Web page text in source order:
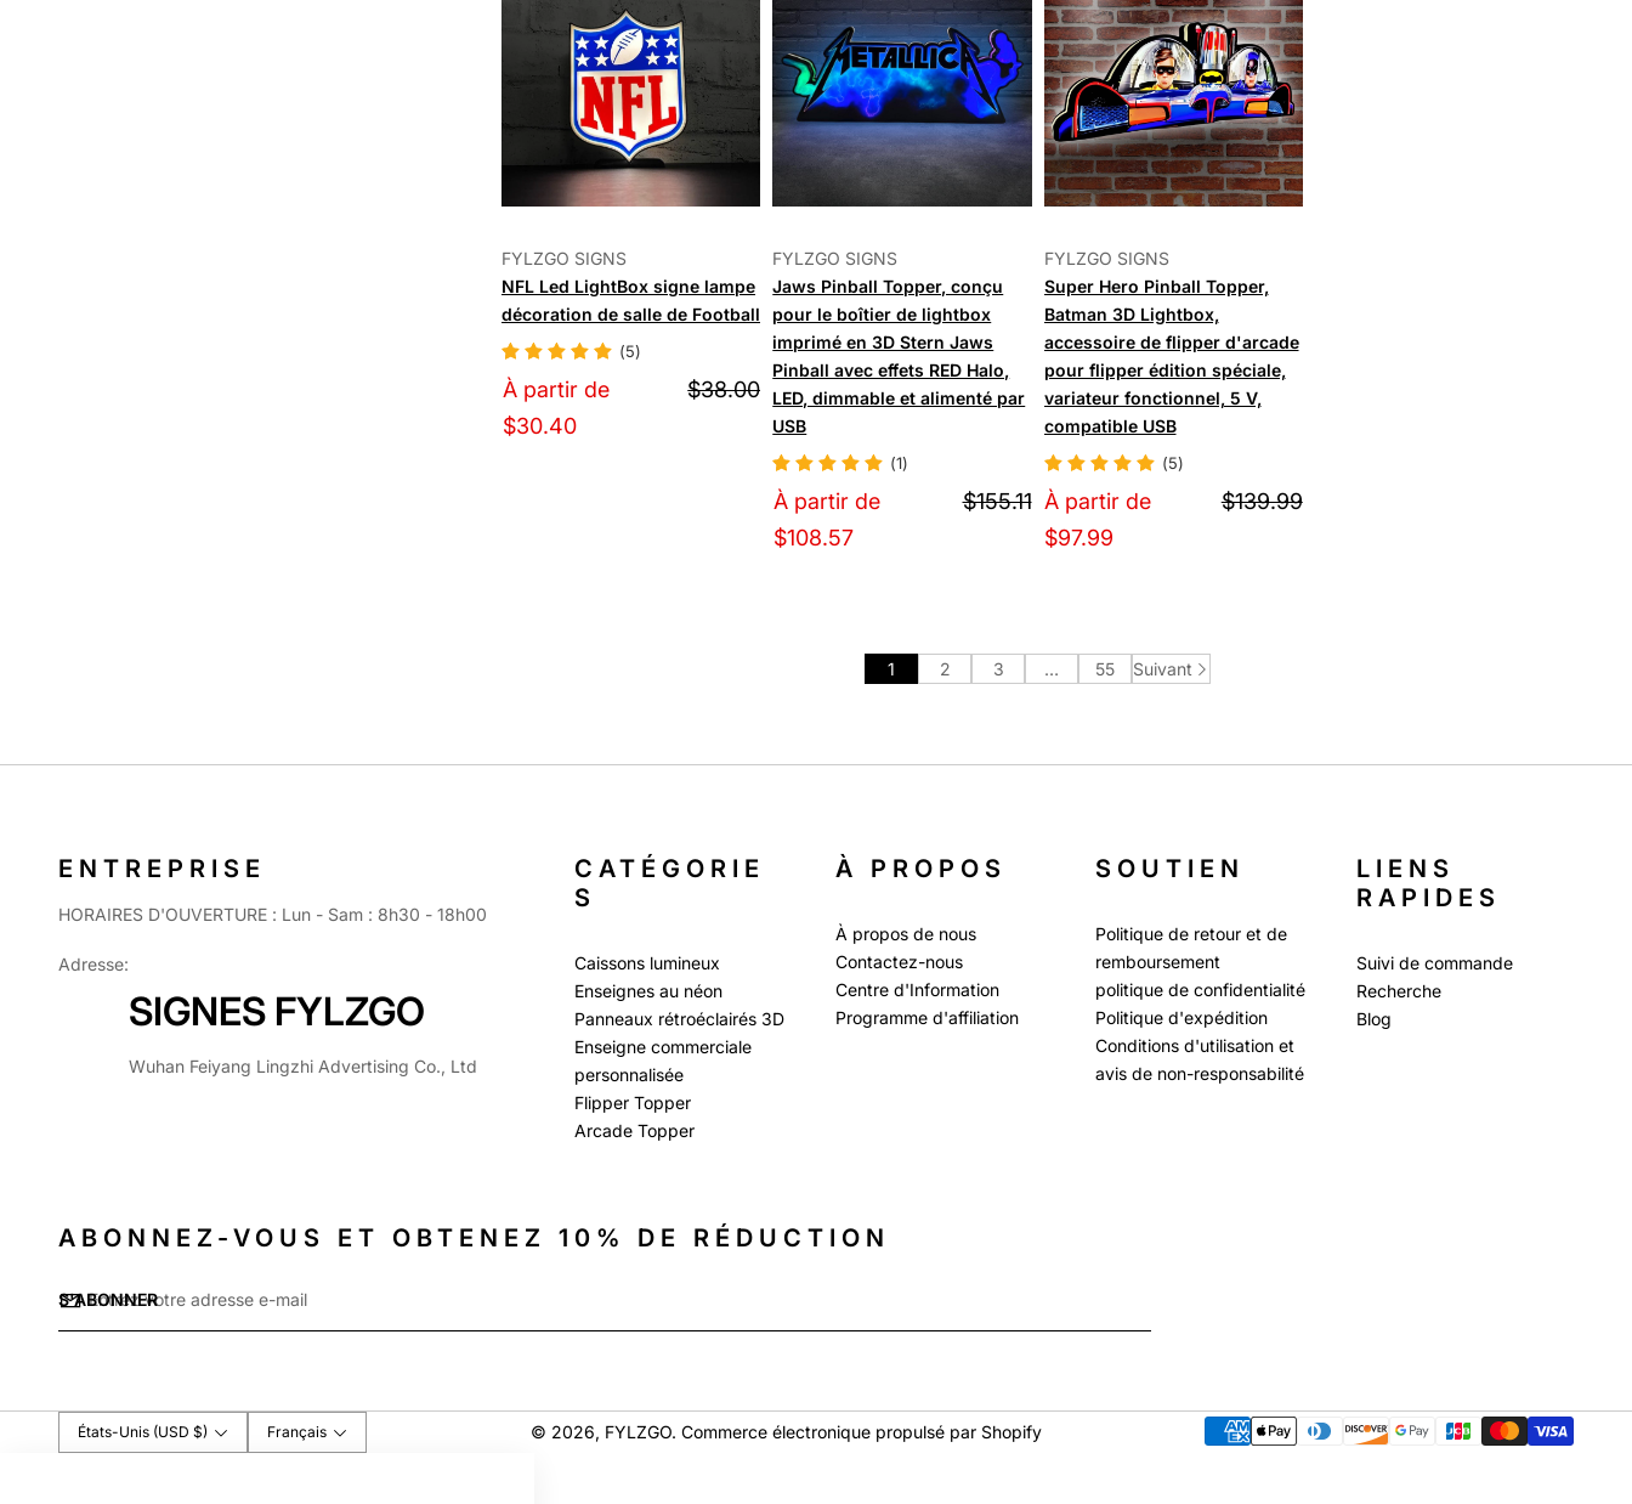
FYLZGO SIGNS
NFL Led LightBox signe lampe
décoration de salle de Football
(5)
À partir de
$30.40
$38.00
FYLZGO SIGNS
Jaws Pinball Topper, conçu
pour le boîtier de lightbox
imprimé en 3D Stern Jaws
Pinball avec effets RED Halo,
LED, dimmable et alimenté par
USB
(1)
À partir de
$108.57
$155.11
FYLZGO SIGNS
Super Hero Pinball Topper,
Batman 3D Lightbox,
accessoire de flipper d'arcade
pour flipper édition spéciale,
variateur fonctionnel, 5 V,
compatible USB
(5)
À partir de
$97.99
$139.99
1 2 3 … 55 Suivant
ENTREPRISE
HORAIRES D'OUVERTURE : Lun - Sam : 8h30 - 18h00
Adresse:
SIGNES FYLZGO
Wuhan Feiyang Lingzhi Advertising Co., Ltd
CATÉGORIE
S
Caissons lumineux
Enseignes au néon
Panneaux rétroéclairés 3D
Enseigne commerciale
personnalisée
Flipper Topper
Arcade Topper
À PROPOS
À propos de nous
Contactez-nous
Centre d'Information
Programme d'affiliation
SOUTIEN
Politique de retour et de
remboursement
politique de confidentialité
Politique d'expédition
Conditions d'utilisation et
avis de non-responsabilité
LIENS
RAPIDES
Suivi de commande
Recherche
Blog
ABONNEZ-VOUS ET OBTENEZ 10% DE RÉDUCTION
mail
*
S'ABONNER
États-Unis (USD $) Français © 2026, FYLZGO. Commerce électronique propulsé par Shopify
Modes